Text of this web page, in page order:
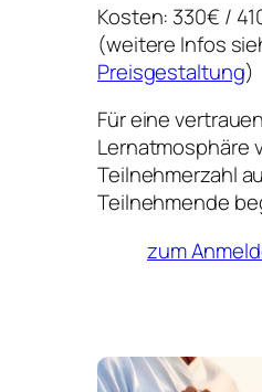
Kosten: 330€ /
(weitere Infos
Preisgestaltung)
Für eine
Lernatmosphäre
Teilnehmerzahl
Teilnehmende
zum